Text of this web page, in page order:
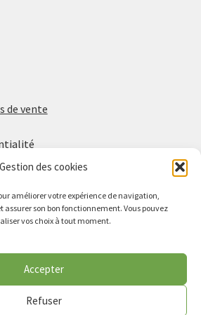
Gestion des cookies
améliorer votre expérience de navigation,
assurer son bon fonctionnement. Vous pouvez
vos choix à tout moment.
Accepter
Refuser
de vente
cookies
etFacebook
(avril 2026)